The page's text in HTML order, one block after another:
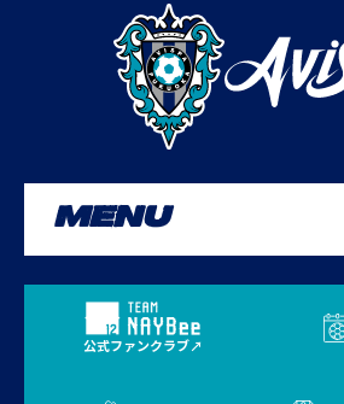
MENU
公式ファンクラブ